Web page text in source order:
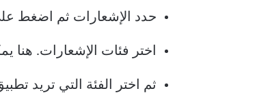
حدد الإشعارات ثم اضغط
اختر فئات الإشعارات. هنا
ثم اختر الفئة التي تريد